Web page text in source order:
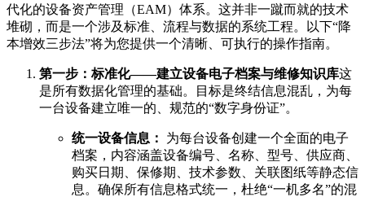
代化的设备资产管理（EAM）体系。这并非一蹴而就的技术
堆砌，而是一个涉及标准、流程与数据的系统工程。以下“降
本增效三步法”将为您提供一个清晰、可执行的操作指南。
第一步：标准化——建立设备电子档案与维修知识库这
是所有数据化管理的基础。目标是终结信息混乱，为每
一台设备建立唯一的、规范的“数字身份证”。
统一设备信息：
为每台设备创建一个全面的电子
档案，内容涵盖设备编号、名称、型号、供应商、
购买日期、保修期、技术参数、关联图纸等静态信
息。确保所有信息格式统一，杜绝“一机多名”的混